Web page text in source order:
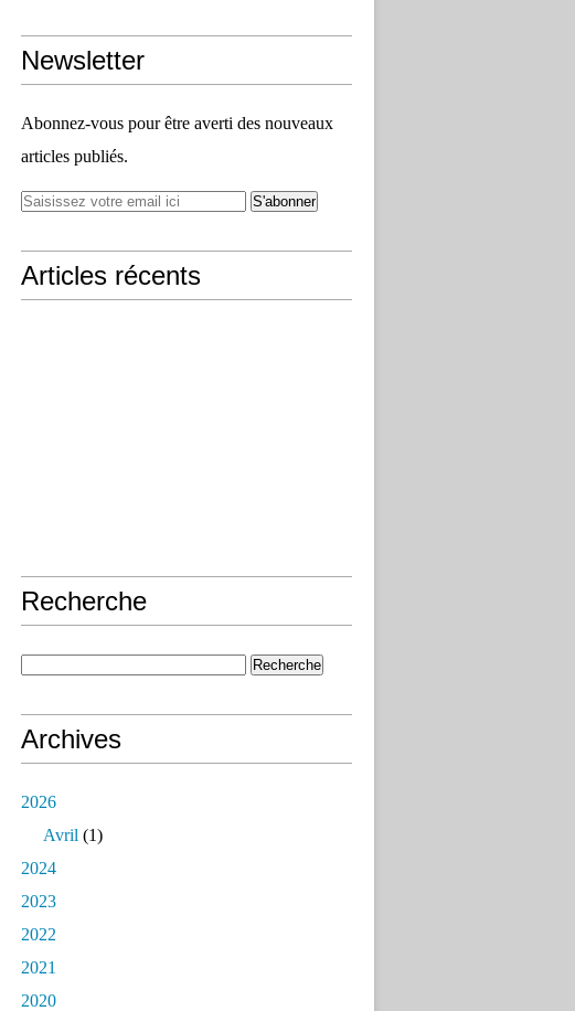
Newsletter
Abonnez-vous pour être averti des nouveaux
articles publiés.
Articles récents
Recherche
Archives
2026
Avril (1)
2024
2023
2022
2021
2020